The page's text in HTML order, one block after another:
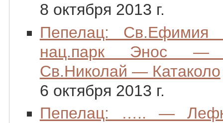
8 октября 2013 г.
Пепелац:
нац.парк Энос
Св.Николай — Катаколо
6 октября 2013 г.
Пепелац: ….. —